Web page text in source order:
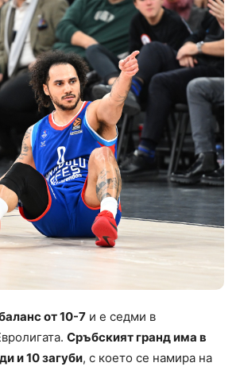
от 10-7 и е седми в
Сръбският гранд има в
и 10 загуби, с което се намира на